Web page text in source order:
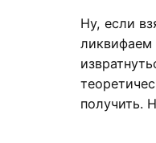
Ну, если
ликвифаем
получить.